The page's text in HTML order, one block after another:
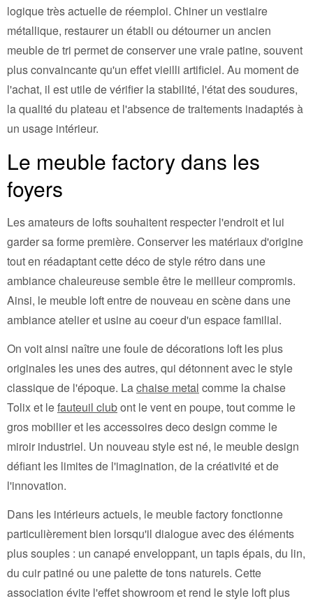
logique très actuelle de réemploi. Chiner un vestiaire
métallique, restaurer un établi ou détourner un ancien
meuble de tri permet de conserver une vraie patine, souvent
plus convaincante qu'un effet vieilli artificiel. Au moment de
l'achat, il est utile de vérifier la stabilité, l'état des soudures,
la qualité du plateau et l'absence de traitements inadaptés à
un usage intérieur.
Le meuble factory dans les
foyers
Les amateurs de lofts souhaitent respecter l'endroit et lui
garder sa forme première. Conserver les matériaux d'origine
tout en réadaptant cette déco de style rétro dans une
ambiance chaleureuse semble être le meilleur compromis.
Ainsi, le meuble loft entre de nouveau en scène dans une
ambiance atelier et usine au coeur d'un espace familial.
On voit ainsi naître une foule de décorations loft les plus
originales les unes des autres, qui détonnent avec le style
classique de l'époque. Lachaise metal comme la chaise
Tolix et lefauteuil clubont le vent en poupe, tout comme le
gros mobilier et les accessoires deco design comme le
miroir industriel. Un nouveau style est né, le meuble design
défiant les limites de l'imagination, de la créativité et de
l'innovation.
Dans les intérieurs actuels, le meuble factory fonctionne
particulièrement bien lorsqu'il dialogue avec des éléments
plus souples : un canapé enveloppant, un tapis épais, du lin,
du cuir patiné ou une palette de tons naturels. Cette
association évite l'effet showroom et rend le style loft plus